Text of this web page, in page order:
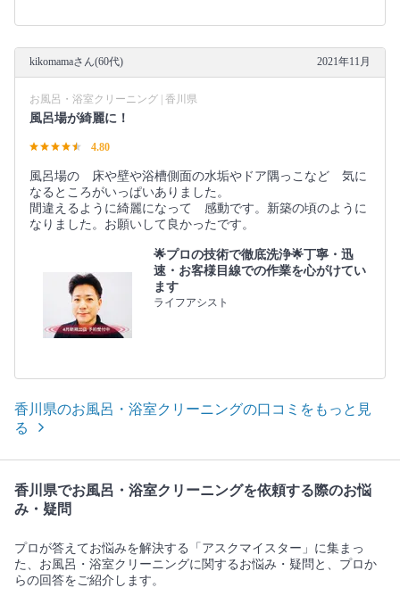
kikomamaさん(60代) 2021年11月
お風呂・浴室クリーニング | 香川県
風呂場が綺麗に！
4.80
風呂場の 床や壁や浴槽側面の水垢やドア隅っこなど 気に
なるところがいっぱいありました。
間違えるように綺麗になって 感動です。新築の頃のように
なりました。お願いして良かったです。
🌟プロの技術で徹底洗浄🌟丁寧・迅
速・お客様目線での作業を心がけてい
ます
ライフアシスト
香川県のお風呂・浴室クリーニングの口コミをもっと見
る
香川県でお風呂・浴室クリーニングを依頼する際のお悩
み・疑問
プロが答えてお悩みを解決する「アスクマイスター」に集まっ
た、お風呂・浴室クリーニングに関するお悩み・疑問と、プロか
らの回答をご紹介します。